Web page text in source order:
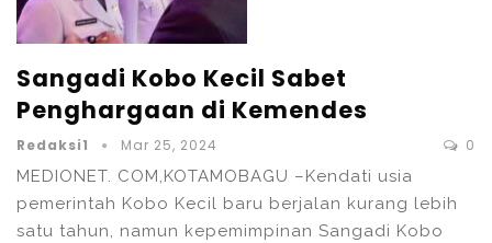
Sangadi Kobo Kecil Sabet
Penghargaan di Kemendes
Redaksi1 Mar 25, 2024 0
MEDIONET. COM,KOTAMOBAGU –Kendati usia
pemerintah Kobo Kecil baru berjalan kurang lebih
satu tahun, namun kepemimpinan Sangadi Kobo